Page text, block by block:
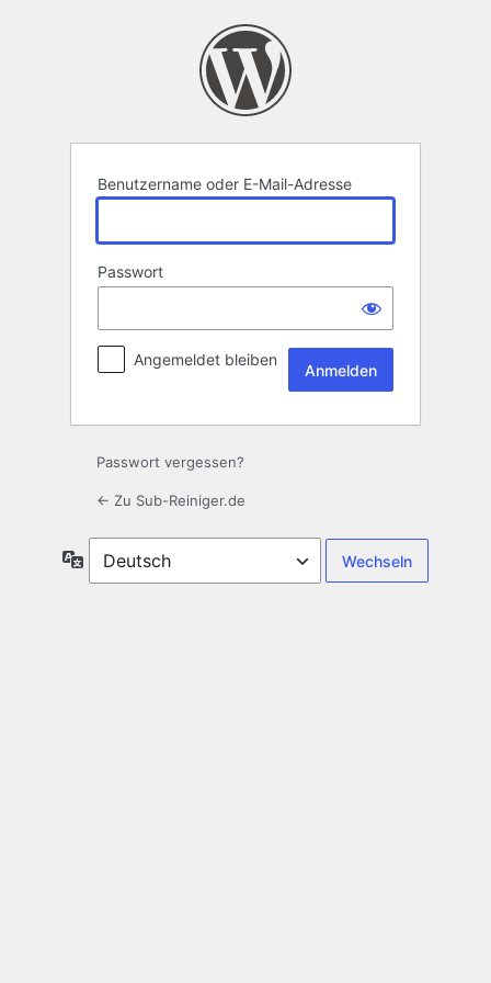
Benutzername oder E-Mail-Adresse
Passwort
Angemeldet bleiben
Passwort vergessen?
← Zu Sub-Reiniger.de
Sprache